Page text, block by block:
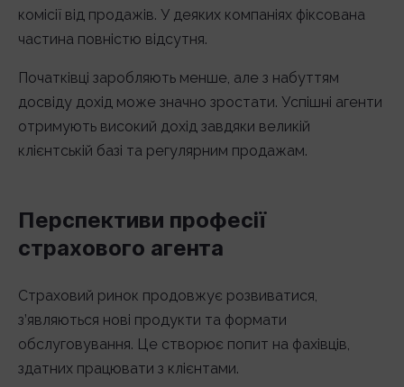
комісії від продажів. У деяких компаніях фіксована
частина повністю відсутня.
Початківці заробляють менше, але з набуттям
досвіду дохід може значно зростати. Успішні агенти
отримують високий дохід завдяки великій
клієнтській базі та регулярним продажам.
Перспективи професії
страхового агента
Страховий ринок продовжує розвиватися,
з’являються нові продукти та формати
обслуговування. Це створює попит на фахівців,
здатних працювати з клієнтами.